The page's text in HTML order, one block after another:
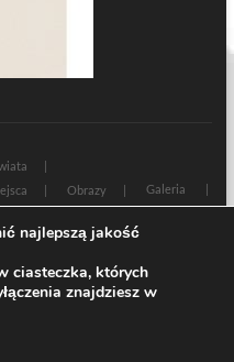
Obrazy
Galeria
Teksty
najlepszą jakość
ciasteczka, których
znajdziesz w